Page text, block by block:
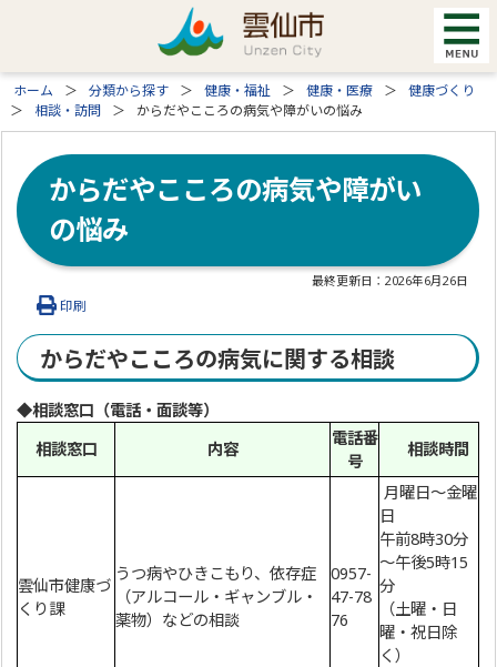
ホーム 分類から探す 健康・福祉 健康・医療
健康づくり
相談・訪問
からだやこころの病気や障がいの悩み
からだやこころの病気や障がい
の悩み
最終更新日：2026年6月26日
印刷
からだやこころの病気に関する相談
◆相談窓口（電話・面談等）
相談窓口
内容
電話番
号
相談時間
雲仙市健康づ
くり課
うつ病やひきこもり、依存症
（アルコール・ギャンブル・
薬物）などの相談
0957-
47-78
76
月曜日～金曜
日
午前8時30分
～午後5時15
分
（土曜・日
曜・祝日除
く）